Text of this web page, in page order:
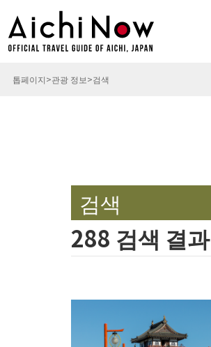
톱페이지 관광 정보 검색
검색
288 검색 결과